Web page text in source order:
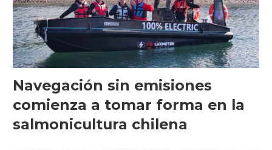
Navegación sin emisiones
comienza a tomar forma en la
salmonicultura chilena